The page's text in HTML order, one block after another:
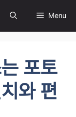
Menu
포토
와 편